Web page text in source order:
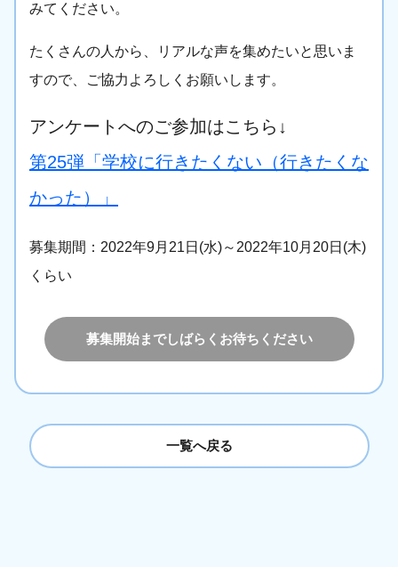
みてください。
たくさんの人から、リアルな声を集めたいと思いま
すので、ご協力よろしくお願いします。
アンケートへのご参加はこちら↓
第25弾「学校に行きたくない（行きたくな
かった）」
募集期間：2022年9月21日(水)～2022年10月20日(木)
くらい
募集開始までしばらくお待ちください
一覧へ戻る